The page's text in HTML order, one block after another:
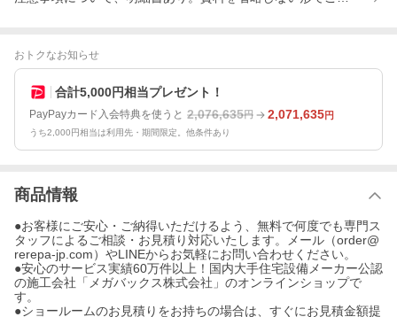
おトクなお知らせ
合計5,000円相当プレゼント！
PayPayカード入会特典を使うと 2,076,635円 2,071,635円
うち2,000円相当は利用先・期間限定。他条件あり
商品情報
●お客様にご安心・ご納得いただけるよう、無料で何度でも専門ス
タッフによるご相談・お見積り対応いたします。メール（order@
rerepa-jp.com）やLINEからお気軽にお問い合わせください。
●安心のサービス実績60万件以上！国内大手住宅設備メーカー公認
の施工会社「メガバックス株式会社」のオンラインショップで
す。
●ショールームのお見積りをお持ちの場合は、すぐにお見積金額提